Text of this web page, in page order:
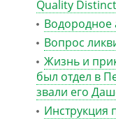
Quality
Водородное
Вопрос
Жизнь и
был отдел в
звали его
Инструкция